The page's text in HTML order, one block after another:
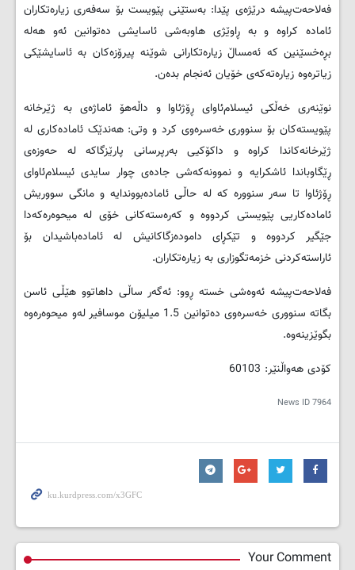
فه‌لاحه‌ت‌پیشه‌ درێژه‌ی پێدا: به‌ستێنی پێویست بۆ سه‌فه‌ری زیاره‌تکاران
ئاماده‌ کراوه‌ و به‌ ڕاوێژی هاوبه‌شی ئاسایشی ده‌توانین ئه‌و هه‌له‌
بڕه‌خسێنین که‌ ئه‌مساڵ زیاره‌تکارانی شوێنه‌ پیرۆزه‌کان به‌ ئاسایشێکی
زیاتره‌وه‌ زیاره‌ته‌که‌ی خۆیان ئه‌نجام بده‌ن.
نوێنه‌ری خه‌ڵکی ئیسلام‌ئاوای ڕۆژئاوا و داڵه‌هۆ ئاماژه‌ی به‌ ژێرخانه‌
پێویسته‌کان بۆ سنووری خه‌سره‌وی کرد و وتی: هه‌ندێک ئاماده‌کاری له‌
ژێرخانه‌کاندا کراوه‌ و داکۆکیی به‌رپرسانی پارێزگاکه‌ له‌ حه‌وزه‌ی
ڕێگاوباندا ئاشکرایه‌ و نموونه‌که‌شی جاده‌ی چوار سایدی ئیسلام‌ئاوای
ڕۆژئاوا تا سه‌ر سنووره‌ که‌ له‌ حاڵی ئاماده‌بووندایه‌ و مانگی سووریش
ئاماده‌کاریی پێویستی کردووه‌ و که‌ره‌سته‌کانی خۆی له‌ میحوه‌ره‌که‌دا
جێگیر کردووه‌ و تێکڕای داموده‌زگاکانیش له‌ ئاماده‌باشیدان بۆ
ئاراسته‌کردنی خزمه‌تگوزاری به‌ زیاره‌تکاران.
فه‌لاحه‌ت‌پیشه‌ ئه‌وه‌شی خسته‌ ڕوو: ئه‌گه‌ر ساڵی داهاتوو هێڵی ئاسن
بگاته‌ سنووری خه‌سره‌وی ده‌توانین 1.5 میلیۆن موسافیر له‌و میحوه‌ره‌وه‌
بگوێزینه‌وه‌.
کۆدی هه‌واڵنێر: 60103
News ID7964
Your Comment